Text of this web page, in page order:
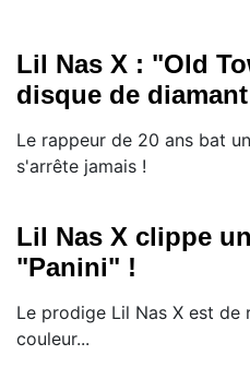
Lil Nas X : "Old
disque de
Le rappeur de 20 ans bat
s'arrête jamais !
Lil Nas X clippe
"Panini" !
Le prodige Lil Nas X est
couleur...